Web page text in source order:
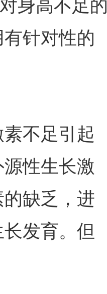
身高不足的
针对性的
不足引起
性生长激
缺乏，进
发育。但